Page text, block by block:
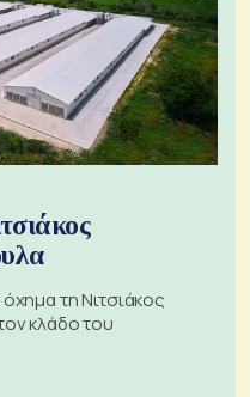
τη Νιτσιάκος
κλάδο του